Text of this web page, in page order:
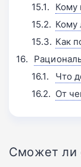
Кому
Кому
Как
Что
От
Сможет ли